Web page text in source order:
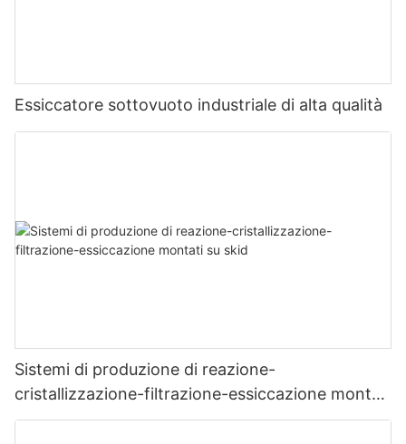
Essiccatore sottovuoto industriale di alta qualità
Sistemi di produzione di reazione-
cristallizzazione-filtrazione-essiccazione montati
su skid